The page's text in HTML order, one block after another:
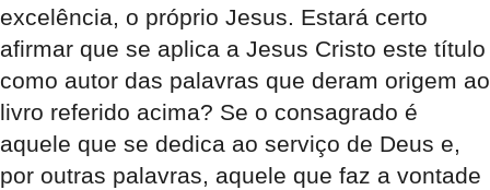
excelência, o próprio Jesus. Estará certo
afirmar que se aplica a Jesus Cristo este título
como autor das palavras que deram origem ao
livro referido acima? Se o consagrado é
aquele que se dedica ao serviço de Deus e,
por outras palavras, aquele que faz a vontade